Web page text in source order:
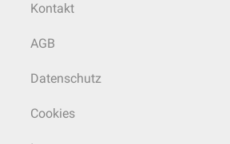
Kontakt
AGB
Datenschutz
Cookies